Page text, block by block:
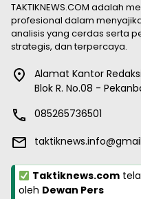
TAKTIKNEWS.COM adalah
profesional dalam
analisis yang cerdas serta
strategis, dan terpercaya.
Alamat Kantor
Blok R. No.08 -
085265736501
Taktiknews.com
oleh Dewan Pers